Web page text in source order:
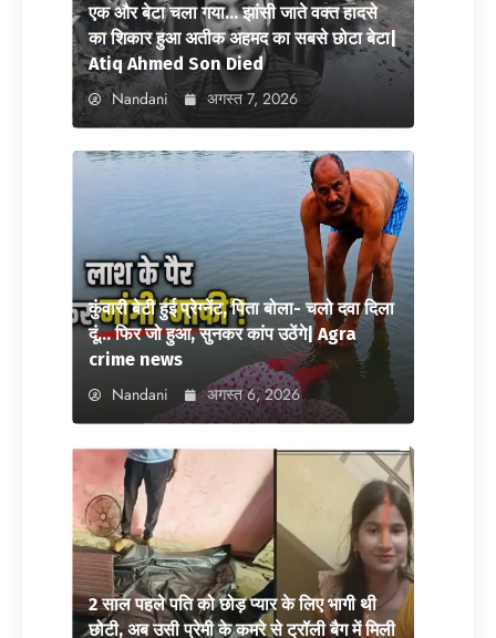
एक और बेटा चला गया… झांसी जाते वक्त हादसे
का शिकार हुआ अतीक अहमद का सबसे छोटा बेटा|
Atiq Ahmed Son Died
Nandani अगस्त 7, 2026
कुंवारी बेटी हुई प्रेग्नेंट, पिता बोला- चलो दवा दिला
दूं… फिर जो हुआ, सुनकर कांप उठेंगे| Agra
crime news
Nandani अगस्त 6, 2026
2 साल पहले पति को छोड़ प्यार के लिए भागी थी
छोटी, अब उसी प्रेमी के कमरे से ट्रॉली बैग में मिली